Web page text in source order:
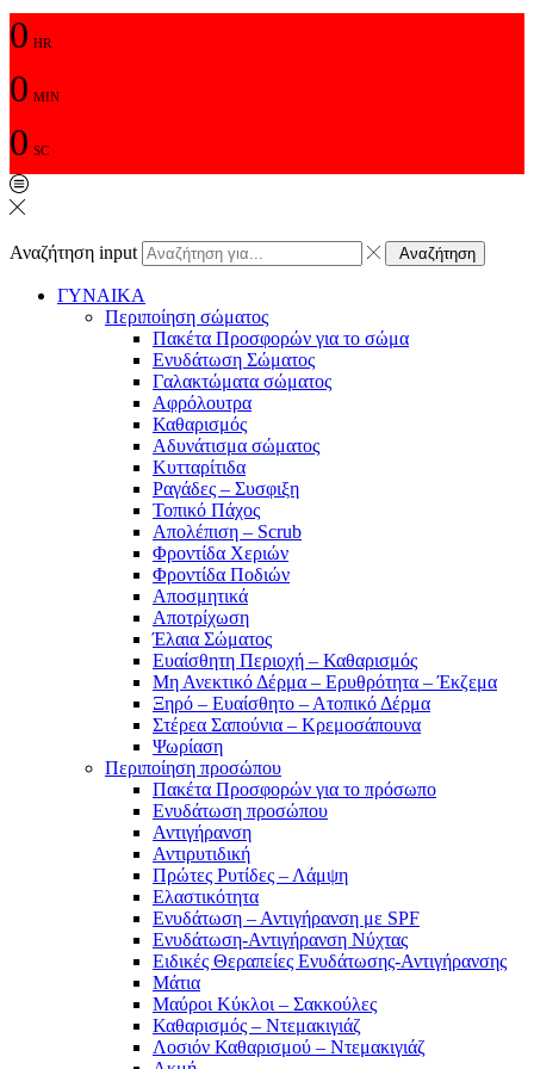
0 HR
0 MIN
0 SC
Αναζήτηση input Αναζήτηση
ΓΥΝΑΙΚΑ
Περιποίηση σώματος
Πακέτα Προσφορών για το σώμα
Ενυδάτωση Σώματος
Γαλακτώματα σώματος
Αφρόλουτρα
Καθαρισμός
Αδυνάτισμα σώματος
Κυτταρίτιδα
Ραγάδες – Συσφιξη
Τοπικό Πάχος
Απολέπιση – Scrub
Φροντίδα Χεριών
Φροντίδα Ποδιών
Αποσμητικά
Αποτρίχωση
Έλαια Σώματος
Ευαίσθητη Περιοχή – Καθαρισμός
Μη Ανεκτικό Δέρμα – Ερυθρότητα – Έκζεμα
Ξηρό – Ευαίσθητο – Ατοπικό Δέρμα
Στέρεα Σαπούνια – Κρεμοσάπουνα
Ψωρίαση
Περιποίηση προσώπου
Πακέτα Προσφορών για το πρόσωπο
Ενυδάτωση προσώπου
Αντιγήρανση
Αντιρυτιδική
Πρώτες Ρυτίδες – Λάμψη
Ελαστικότητα
Ενυδάτωση – Αντιγήρανση με SPF
Ενυδάτωση-Αντιγήρανση Νύχτας
Ειδικές Θεραπείες Ενυδάτωσης-Αντιγήρανσης
Μάτια
Μαύροι Κύκλοι – Σακκούλες
Καθαρισμός – Ντεμακιγιάζ
Λοσιόν Καθαρισμού – Ντεμακιγιάζ